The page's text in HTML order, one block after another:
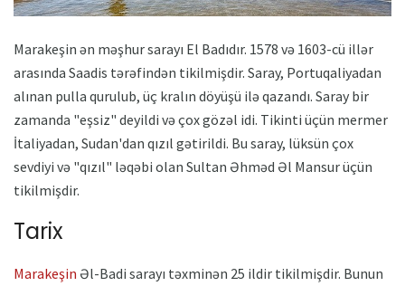
Marakeşin ən məşhur sarayı El Badıdır. 1578 və 1603-cü illər
arasında Saadis tərəfindən tikilmişdir. Saray, Portuqaliyadan
alınan pulla qurulub, üç kralın döyüşü ilə qazandı. Saray bir
zamanda "eşsiz" deyildi və çox gözəl idi. Tikinti üçün mermer
İtaliyadan, Sudan'dan qızıl gətirildi. Bu saray, lüksün çox
sevdiyi və "qızıl" ləqəbi olan Sultan Əhməd Əl Mansur üçün
tikilmişdir.
Tarix
Marakeşin Əl-Badi sarayı təxminən 25 ildir tikilmişdir. Bunun